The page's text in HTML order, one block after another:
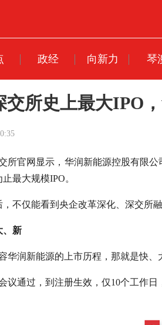
政经 向新力 琴
交所史上最大IPO
所官网显示，华润新能源控股有限
最大规模IPO。
不仅能看到央企改革深化、深交所
、新
华润新能源的上市历程，那就是快、
议通过，到注册生效，仅10个工作